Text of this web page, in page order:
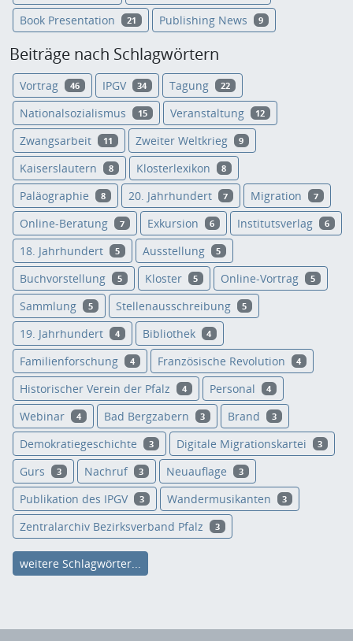
Book Presentation 21 Publishing News 9
Beiträge nach Schlagwörtern
Vortrag 46 IPGV 34 Tagung 22
Nationalsozialismus 15 Veranstaltung 12
Zwangsarbeit 11 Zweiter Weltkrieg 9
Kaiserslautern 8 Klosterlexikon 8
Paläographie 8 20. Jahrhundert 7 Migration 7
Online-Beratung 7 Exkursion 6 Institutsverlag 6
18. Jahrhundert 5 Ausstellung 5
Buchvorstellung 5 Kloster 5 Online-Vortrag 5
Sammlung 5 Stellenausschreibung 5
19. Jahrhundert 4 Bibliothek 4
Familienforschung 4 Französische Revolution 4
Historischer Verein der Pfalz 4 Personal 4
Webinar 4 Bad Bergzabern 3 Brand 3
Demokratiegeschichte 3 Digitale Migrationskartei 3
Gurs 3 Nachruf 3 Neuauflage 3
Publikation des IPGV 3 Wandermusikanten 3
Zentralarchiv Bezirksverband Pfalz 3
weitere Schlagwörter...